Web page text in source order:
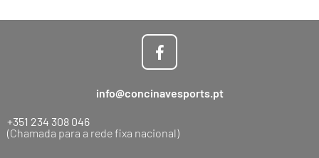
info@concinavesports.pt
+351 234 308 046
(Chamada para a rede fixa nacional)